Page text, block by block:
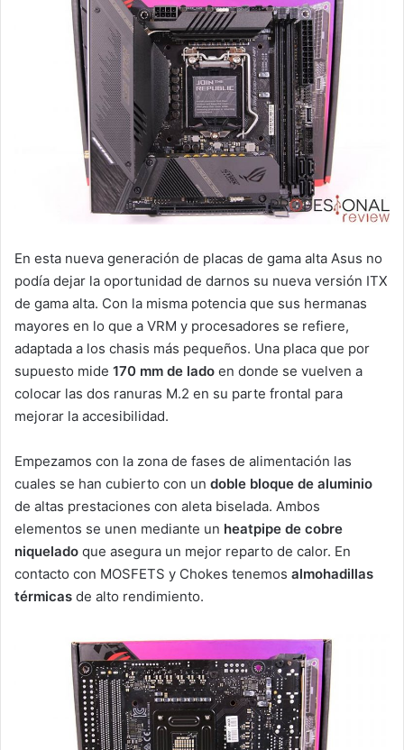
En esta nueva generación de placas de gama alta Asus no
podía dejar la oportunidad de darnos su nueva versión ITX
de gama alta. Con la misma potencia que sus hermanas
mayores en lo que a VRM y procesadores se refiere,
adaptada a los chasis más pequeños. Una placa que por
supuesto mide 170 mm de lado en donde se vuelven a
colocar las dos ranuras M.2 en su parte frontal para
mejorar la accesibilidad.
Empezamos con la zona de fases de alimentación las
cuales se han cubierto con un doble bloque de aluminio
de altas prestaciones con aleta biselada. Ambos
elementos se unen mediante un heatpipe de cobre
niquelado que asegura un mejor reparto de calor. En
contacto con MOSFETS y Chokes tenemos almohadillas
térmicas de alto rendimiento.